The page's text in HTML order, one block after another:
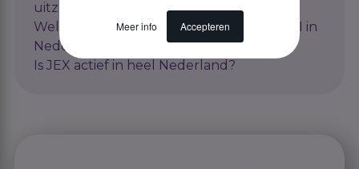
Meer info Accepteren
uitzendkracht?
Welke regelgeving is van toepassing op AI in
Nederland?
Is JEX actief in heel Nederland?